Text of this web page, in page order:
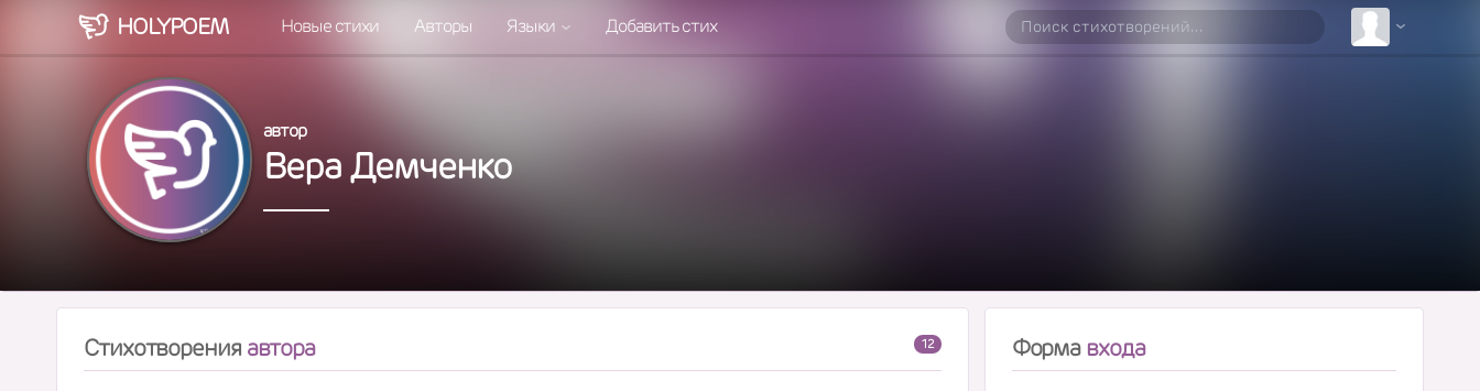
HOLYPOEM Новые стихи Авторы Языки Добавить стих
автор
Вера Демченко
Стихотворения автора 12 Форма входа